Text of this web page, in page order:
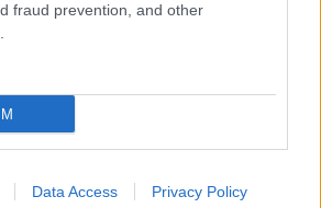
fraud prevention, and other
Data Access Privacy Policy